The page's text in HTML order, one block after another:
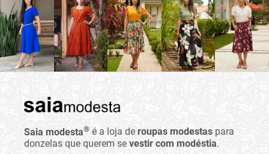
Saia modesta® é a loja de roupas modestas para
donzelas que querem se vestir com modéstia.